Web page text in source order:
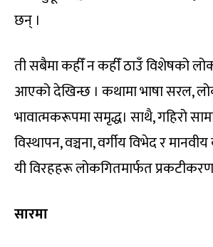
छन् ।
ती सबैमा कहीँ न कहीँ ठाउँ विशेषको
आएको देखिन्छ । कथामा भाषा सरल,
भावात्मकरूपमा समृद्ध। साथै, गहिरो
विस्थापन, वञ्चना, वर्गीय विभेद र
यी विरहहरू लोकगितमार्फत
सारमा